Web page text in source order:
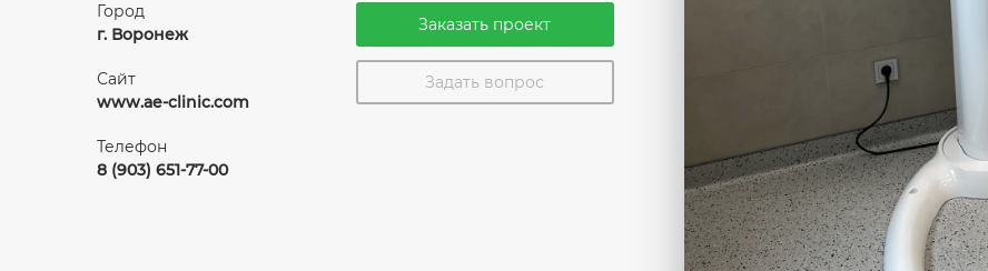
Город
г. Воронеж
Сайт
www.ae-clinic.com
Телефон
8 (903) 651-77-00
Заказать проект
Задать вопрос